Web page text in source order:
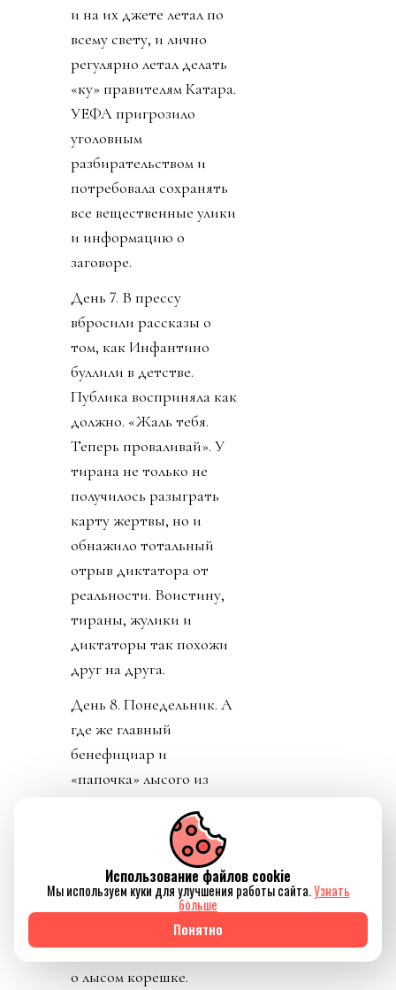
и на их джете летал по
всему свету, и лично
регулярно летал делать
«ку» правителям Катара.
УЕФА пригрозило
уголовным
разбирательством и
потребовала сохранять
все вещественные улики
и информацию о
заговоре.
День 7. В прессу
вбросили рассказы о
том, как Инфантино
буллили в детстве.
Публика восприняла как
должно. «Жаль тебя.
Теперь проваливай». У
тирана не только не
получилось разыграть
карту жертвы, но и
обнажило тотальный
отрыв диктатора от
реальности. Воистину,
тираны, жулики и
диктаторы так похожи
друг на друга.
День 8. Понедельник. А
где же главный
бенефициар и
«папочка» лысого из
отвечает на звонки. А на
пресс-конференции
заседатель в белом доме
срочно перестал
понимать, о ком идет
речь, когда его спросили
о лысом корешке.
Использование файлов cookie
Мы используем куки для улучшения работы сайта.Узнать
больше
Понятно